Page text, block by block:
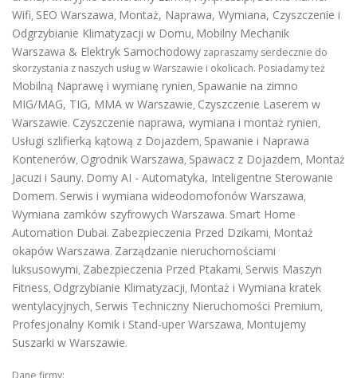
Wifi, SEO Warszawa, Montaż, Naprawa, Wymiana, Czyszczenie i
Odgrzybianie Klimatyzacji w Domu, Mobilny Mechanik
Warszawa & Elektryk Samochodowy zapraszamy serdecznie do
skorzystania z naszych usług w Warszawie i okolicach. Posiadamy też
Mobilną Naprawę i wymianę rynien, Spawanie na zimno
MIG/MAG, TIG, MMA w Warszawie, Czyszczenie Laserem w
Warszawie. Czyszczenie naprawa, wymiana i montaż rynien,
Usługi szlifierką kątową z Dojazdem, Spawanie i Naprawa
Kontenerów, Ogrodnik Warszawa, Spawacz z Dojazdem, Montaż
Jacuzi i Sauny. Domy AI - Automatyka, Inteligentne Sterowanie
Domem. Serwis i wymiana wideodomofonów Warszawa,
Wymiana zamków szyfrowych Warszawa. Smart Home
Automation Dubai. Zabezpieczenia Przed Dzikami, Montaż
okapów Warszawa. Zarządzanie nieruchomościami
luksusowymi, Zabezpieczenia Przed Ptakami, Serwis Maszyn
Fitness, Odgrzybianie Klimatyzacji, Montaż i Wymiana kratek
wentylacyjnych, Serwis Techniczny Nieruchomości Premium,
Profesjonalny Komik i Stand-uper Warszawa, Montujemy
Suszarki w Warszawie.